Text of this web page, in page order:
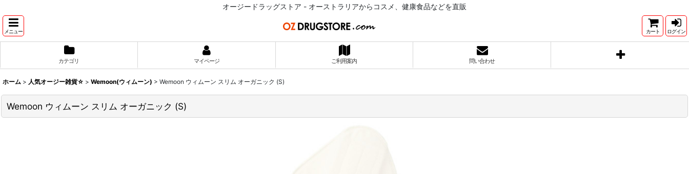
オージードラッグストア - オーストラリアからコスメ、健康食品などを直販
メニュー カート ログイン
カテゴリ マイページ ご利用案内 問い合わせ
ホーム > 人気オージー雑貨☆ > Wemoon(ウィムーン) > Wemoon ウィムーン スリム オーガニック (S)
Wemoon ウィムーン スリム オーガニック (S)